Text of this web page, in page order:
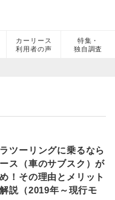
カーリース
利用者の声
特集・
独自調査
ツーリングに乗るなら
ス（車のサブスク）が
！その理由とメリット
説（2019年～現行モ